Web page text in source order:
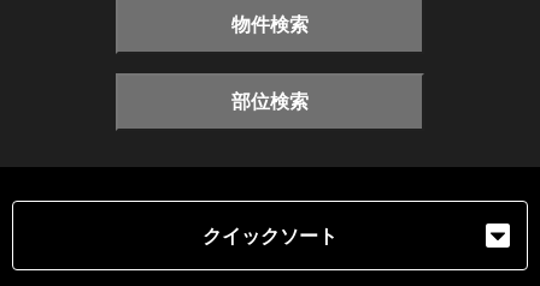
物件検索
部位検索
クイックソート